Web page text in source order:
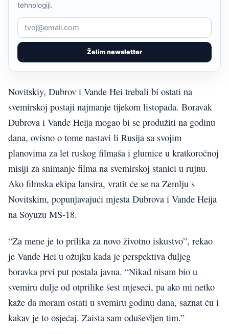
Želim newsletter
tehnologiji.
Novitskiy, Dubrov i Vande Hei trebali bi ostati na
svemirskoj postaji najmanje tijekom listopada. Boravak
Dubrova i Vande Heija mogao bi se produžiti na godinu
dana, ovisno o tome nastavi li Rusija sa svojim
planovima za let ruskog filmaša i glumice u kratkoročnoj
misiji za snimanje filma na svemirskoj stanici u rujnu.
Ako filmska ekipa lansira, vratit će se na Zemlju s
Novitskim, popunjavajući mjesta Dubrova i Vande Heija
na Soyuzu MS-18.
“Za mene je to prilika za novo životno iskustvo”, rekao
je Vande Hei u ožujku kada je perspektiva duljeg
boravka prvi put postala javna. “Nikad nisam bio u
svemiru dulje od otprilike šest mjeseci, pa ako mi netko
kaže da moram ostati u svemiru godinu dana, saznat ću i
kakav je to osjećaj. Zaista sam oduševljen tim.”